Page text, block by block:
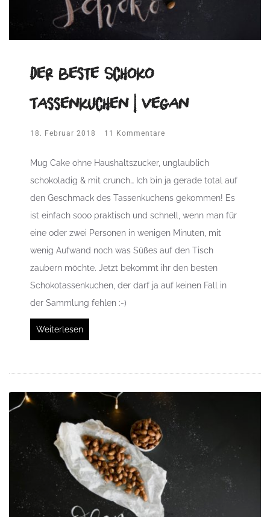
Der beste Schoko
Tassenkuchen | vegan
18. Februar 2018 11 Kommentare
Mug Cake ohne Haushaltszucker, unglaublich
schokoladig & mit crunch… Ich bin ja gerade total auf
den Geschmack des Tassenkuchens gekommen! Es
ist einfach sooo praktisch und schnell, wenn man für
eine oder zwei Personen in wenigen Minuten, mit
wenig Aufwand noch was Süßes auf den Tisch
zaubern möchte. Jetzt bekommt ihr den besten
Schokotassenkuchen, der darf ja auf keinen Fall in
der Sammlung fehlen :-)
Weiterlesen